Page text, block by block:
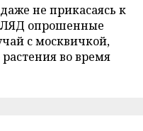
не прикасаясь к
опрошенные
с москвичкой,
во время